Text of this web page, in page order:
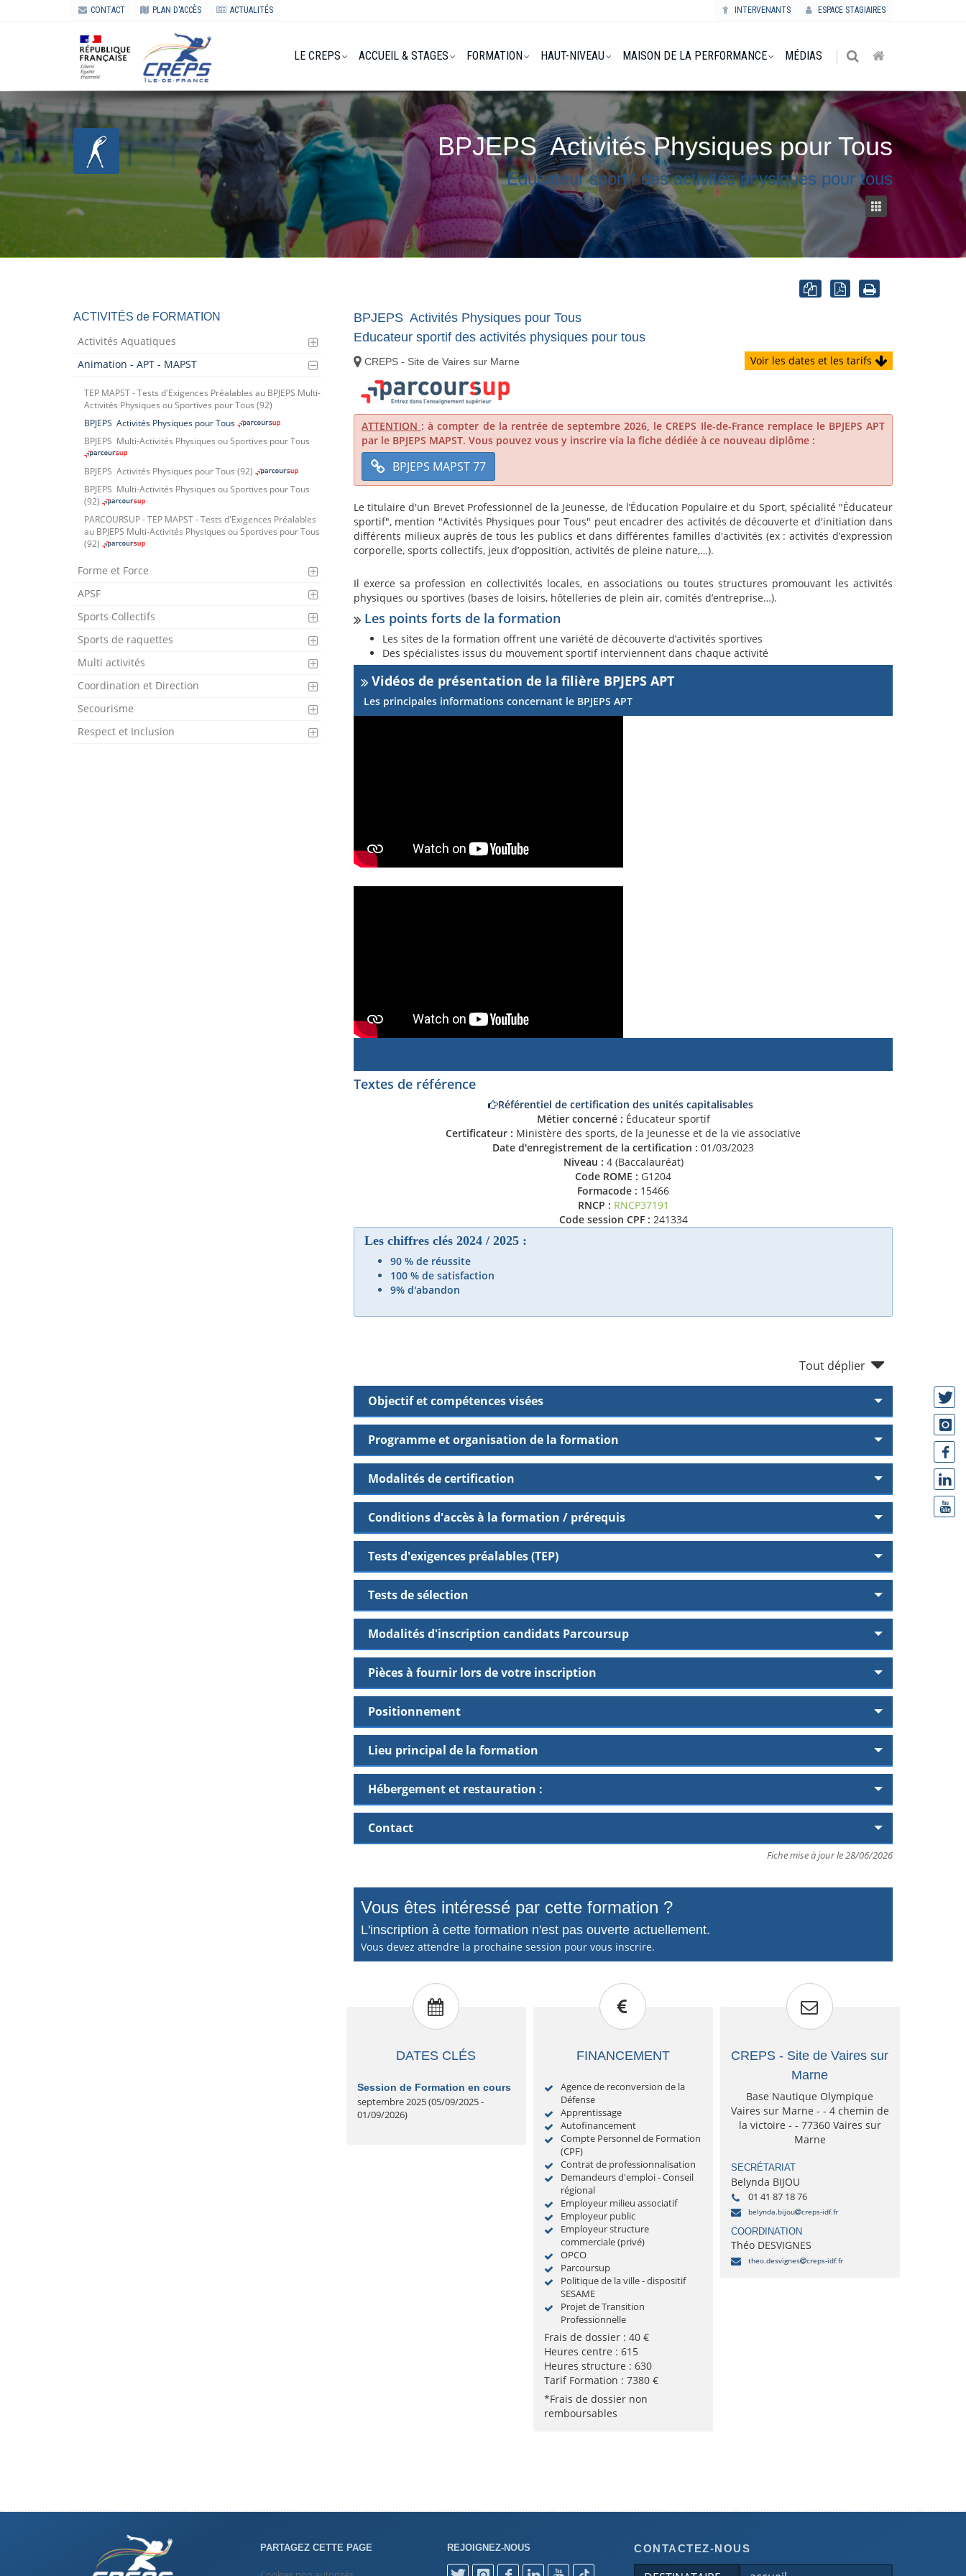
INTERVENANTS ESPACE STAGIAIRES
CONTACT PLAN D'ACCÈS ACTUALITÉS
LE CREPS ACCUEIL & STAGES FORMATION HAUT-NIVEAU MAISON DE LA PERFORMANCE MÉDIAS
BPJEPSActivités Physiques pour Tous
Educateur sportif des activités physiques pour tous
ACTIVITÉS de FORMATION
Activités Aquatiques
Animation - APT - MAPST
TEP MAPST - Tests d'Exigences Préalables au BPJEPS Multi-
Activités Physiques ou Sportives pour Tous (92)
BPJEPS Activités Physiques pour Tous
BPJEPS Multi-Activités Physiques ou Sportives pour Tous
BPJEPS Activités Physiques pour Tous (92)
BPJEPS Multi-Activités Physiques ou Sportives pour Tous
(92)
PARCOURSUP - TEP MAPST - Tests d'Exigences Préalables
au BPJEPS Multi-Activités Physiques ou Sportives pour Tous
(92)
Forme et Force
APSF
Sports Collectifs
Sports de raquettes
Multi activités
Coordination et Direction
Secourisme
Respect et Inclusion
BPJEPS Activités Physiques pour Tous
Educateur sportif des activités physiques pour tous
Voir les dates et les tarifs
CREPS - Site de Vaires sur Marne
ATTENTION : à compter de la rentrée de septembre 2026, le CREPS Ile-de-France remplace le BPJEPS APT
par le BPJEPS MAPST. Vous pouvez vous y inscrire via la fiche dédiée à ce nouveau diplôme :
BPJEPS MAPST 77
Le titulaire d'un Brevet Professionnel de la Jeunesse, de l’Éducation Populaire et du Sport, spécialité "Éducateur
sportif", mention "Activités Physiques pour Tous" peut encadrer des activités de découverte et d'initiation dans
différents milieux auprès de tous les publics et dans différentes familles d'activités (ex : activités d’expression
corporelle, sports collectifs, jeux d’opposition, activités de pleine nature,…).
Il exerce sa profession en collectivités locales, en associations ou toutes structures promouvant les activités
physiques ou sportives (bases de loisirs, hôtelleries de plein air, comités d’entreprise…).
Les points forts de la formation
Les sites de la formation offrent une variété de découverte d’activités sportives
Des spécialistes issus du mouvement sportif interviennent dans chaque activité
Vidéos de présentation de la filière BPJEPS APT
Les principales informations concernant le BPJEPS APT
Textes de référence
Référentiel de certification des unités capitalisables
Métier concerné : Éducateur sportif
Certificateur : Ministère des sports, de la Jeunesse et de la vie associative
Date d'enregistrement de la certification : 01/03/2023
Niveau : 4 (Baccalauréat)
Code ROME : G1204
Formacode : 15466
RNCP : RNCP37191
Code session CPF : 241334
Les chiffres clés 2024 / 2025 :
90 % de réussite
100 % de satisfaction
9% d'abandon
Tout déplier
Objectif et compétences visées
Programme et organisation de la formation
Modalités de certification
Conditions d'accès à la formation / prérequis
Tests d'exigences préalables (TEP)
Tests de sélection
Modalités d'inscription candidats Parcoursup
Pièces à fournir lors de votre inscription
Positionnement
Lieu principal de la formation
Hébergement et restauration :
Contact
Fiche mise à jour le 28/06/2026
Vous êtes intéressé par cette formation ?
L'inscription à cette formation n'est pas ouverte actuellement.
Vous devez attendre la prochaine session pour vous inscrire.
DATES CLÉS
Session de Formation en cours
septembre 2025 (05/09/2025 -
01/09/2026)
FINANCEMENT
Agence de reconversion de la
Défense
Apprentissage
Autofinancement
Compte Personnel de Formation
(CPF)
Contrat de professionnalisation
Demandeurs d'emploi - Conseil
régional
Employeur milieu associatif
Employeur public
Employeur structure
commerciale (privé)
OPCO
Parcoursup
Politique de la ville - dispositif
SESAME
Projet de Transition
Professionnelle
Frais de dossier : 40 €
Heures centre : 615
Heures structure : 630
Tarif Formation : 7380 €
*Frais de dossier non
remboursables
CREPS - Site de Vaires sur
Marne
Base Nautique Olympique
Vaires sur Marne - - 4 chemin de
la victoire - - 77360 Vaires sur
Marne
SECRÉTARIAT
Belynda BIJOU
01 41 87 18 76
belynda.bijou creps-idf.fr
COORDINATION
Théo DESVIGNES
theo.desvignes creps-idf.fr
PARTAGEZ CETTE PAGE REJOIGNEZ-NOUS CONTACTEZ-NOUS